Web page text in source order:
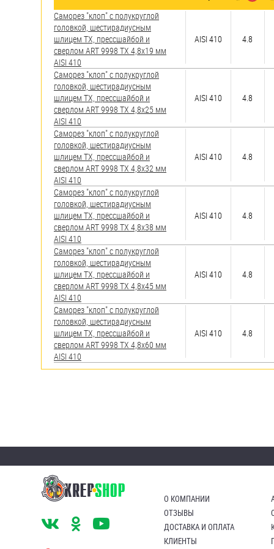
Пробки
Саморезы и шурупы
Стопорные кольца
Такелаж
Хомуты
Шайбы
Шпильки
Шплинты
Штифты и пальцы
Саморез "клоп" с полукруглой
головкой, шестирадиусным
шлицем TX, прессшайбой и
сверлом ART 9998 TX 4,8х19 мм
AISI 410
AISI 410 4.8
Саморез "клоп" с полукруглой
головкой, шестирадиусным
шлицем TX, прессшайбой и
сверлом ART 9998 TX 4,8х25 мм
AISI 410
AISI 410 4.8
Саморез "клоп" с полукруглой
головкой, шестирадиусным
шлицем TX, прессшайбой и
сверлом ART 9998 TX 4,8х32 мм
AISI 410
AISI 410 4.8
Саморез "клоп" с полукруглой
головкой, шестирадиусным
шлицем TX, прессшайбой и
сверлом ART 9998 TX 4,8х38 мм
AISI 410
AISI 410 4.8
Саморез "клоп" с полукруглой
головкой, шестирадиусным
шлицем TX, прессшайбой и
сверлом ART 9998 TX 4,8х45 мм
AISI 410
AISI 410 4.8
Саморез "клоп" с полукруглой
головкой, шестирадиусным
шлицем TX, прессшайбой и
сверлом ART 9998 TX 4,8х60 мм
AISI 410
AISI 410 4.8
О КОМПАНИИ
ОТЗЫВЫ
ДОСТАВКА И ОПЛАТА
КЛИЕНТЫ